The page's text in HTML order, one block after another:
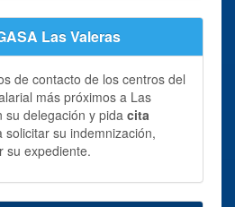
Las Valeras
de contacto de los centros del
más próximos a Las
su delegación y pida cita
solicitar su indemnización,
su expediente.